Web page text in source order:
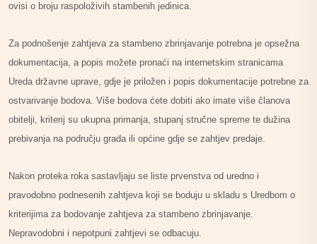
ovisi o broju raspoloživih stambenih jedinica.
Za podnošenje zahtjeva za stambeno zbrinjavanje potrebna je opsežna
dokumentacija, a popis možete pronaći na internetskim stranicama
Ureda državne uprave, gdje je priložen i popis dokumentacije potrebne za
ostvarivanje bodova. Više bodova ćete dobiti ako imate više članova
obitelji, kriterij su ukupna primanja, stupanj stručne spreme te dužina
prebivanja na području grada ili općine gdje se zahtjev predaje.
Nakon proteka roka sastavljaju se liste prvenstva od uredno i
pravodobno podnesenih zahtjeva koji se boduju u skladu s Uredbom o
kriterijima za bodovanje zahtjeva za stambeno zbrinjavanje.
Nepravodobni i nepotpuni zahtjevi se odbacuju.